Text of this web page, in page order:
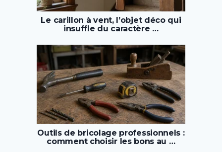
Le carillon à vent, l’objet déco qui
insuffle du caractère …
Outils de bricolage professionnels :
comment choisir les bons au …